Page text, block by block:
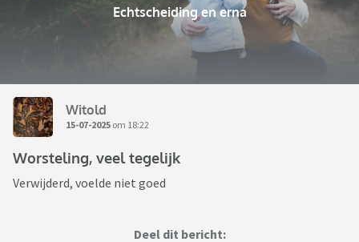
Echtscheiding en erna
Witold
15-07-2025 om 18:22
Worsteling, veel tegelijk
Verwijderd, voelde niet goed
Deel dit bericht: